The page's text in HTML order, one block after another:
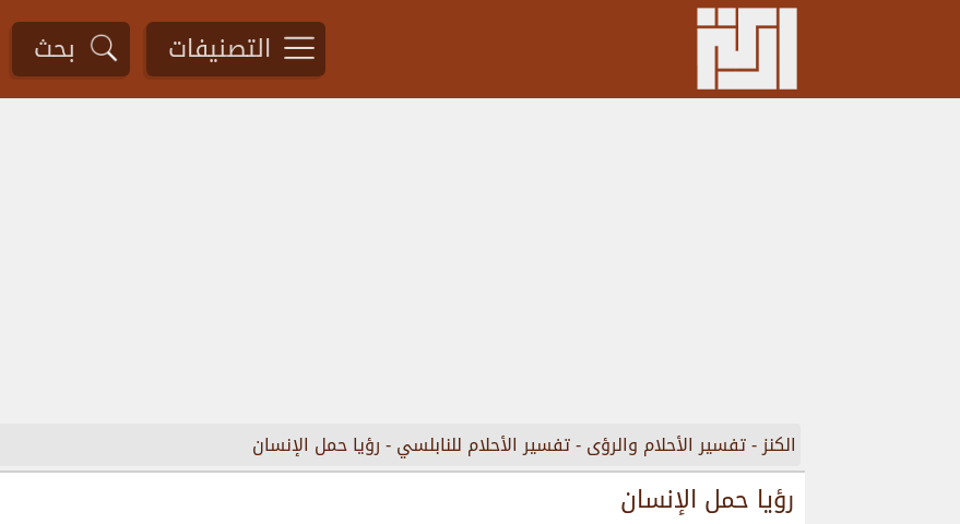
التصنيفات بحث
الكنز-تفسير الأحلام والرؤى-تفسير الأحلام للنابلسي-رؤيا حمل الإنسان
رؤيا حمل الإنسان